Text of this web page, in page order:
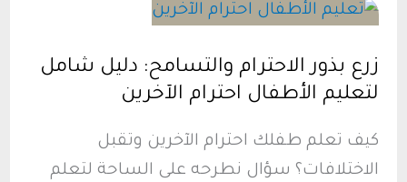
ضعف
الطفل
زرع بذور الاحترام والتسامح: دليل شامل
لتعليم الأطفال احترام الآخرين
كيف تعلم طفلك احترام الآخرين وتقبل
الاختلافات؟ سؤال نطرحه على الساحة لتعلم